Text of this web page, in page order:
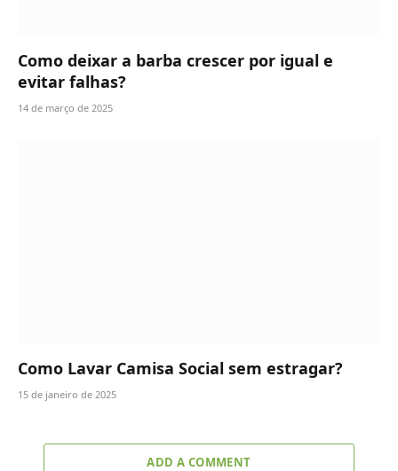
Como deixar a barba crescer por igual e
evitar falhas?
14 de março de 2025
Como Lavar Camisa Social sem estragar?
15 de janeiro de 2025
ADD A COMMENT